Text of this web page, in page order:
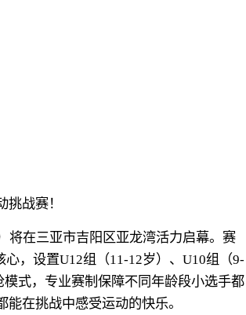
挑战赛！
在三亚市吉阳区亚龙湾活力启幕。 赛
，设置U12组（11-12岁）、U10组（9-
式，专业赛制保障不同年龄段小选手都
在挑战中感受运动的快乐。